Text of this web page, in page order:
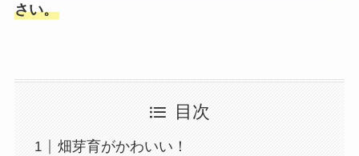
さい。
目次
畑芽育がかわいい！